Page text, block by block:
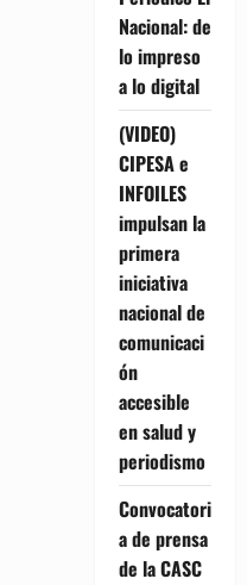
Nacional: de
lo impreso
a lo digital
(VIDEO)
CIPESA e
INFOILES
impulsan la
primera
iniciativa
nacional de
comunicaci
ón
accesible
en salud y
periodismo
Convocatori
a de prensa
de la CASC